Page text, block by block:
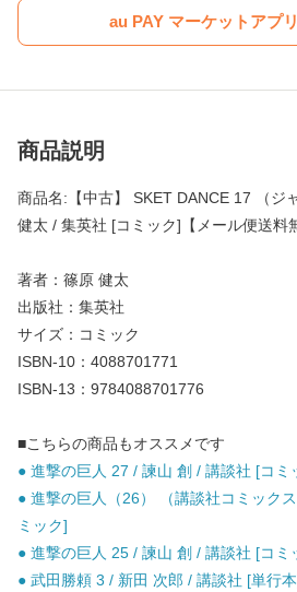
au PAY マーケットアプ
商品説明
商品名:【中古】 SKET DANCE 17 （ジ
健太 / 集英社 [コミック]【メール便送料
著者：篠原 健太
出版社：集英社
サイズ：コミック
ISBN-10：4088701771
ISBN-13：9784088701776
■こちらの商品もオススメです
● 進撃の巨人 27 / 諫山 創 / 講談社 [コミ
● 進撃の巨人（26） （講談社コミック
ミック]
● 進撃の巨人 25 / 諫山 創 / 講談社 [コミ
● 武田勝頼 3 / 新田 次郎 / 講談社 [単行